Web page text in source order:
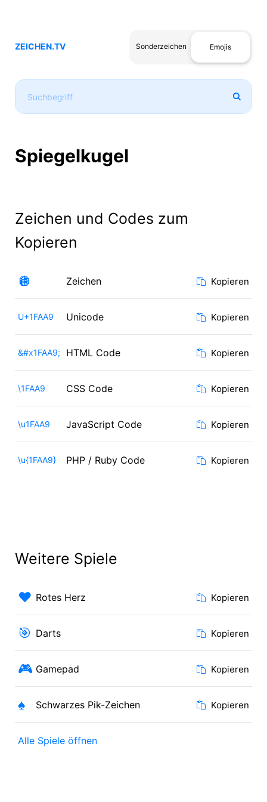
ZEICHEN.TV Sonderzeichen Emojis
Spiegelkugel
Zeichen und Codes zum
Kopieren
🪩 Zeichen Kopieren
U+1FAA9 Unicode Kopieren
&#x1FAA9; HTML Code Kopieren
\1FAA9 CSS Code Kopieren
\u1FAA9 JavaScript Code Kopieren
\u{1FAA9} PHP / Ruby Code Kopieren
Weitere Spiele
♥️ Rotes Herz Kopieren
🎯 Darts Kopieren
🎮 Gamepad Kopieren
♠️ Schwarzes Pik-Zeichen Kopieren
Alle Spiele öffnen